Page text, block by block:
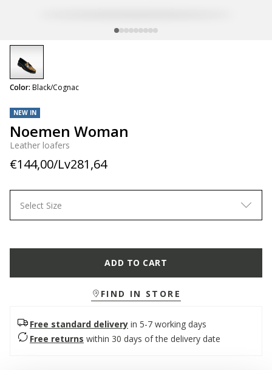
NEW IN
Noemen Woman
Leather loafers
€144,00/Lv281,64
Color: Black/Cognac
selected
Select Size
ADD TO CART
FIND IN STORE
Free standard delivery in 5-7 working days
Free returns within 30 days of the delivery date